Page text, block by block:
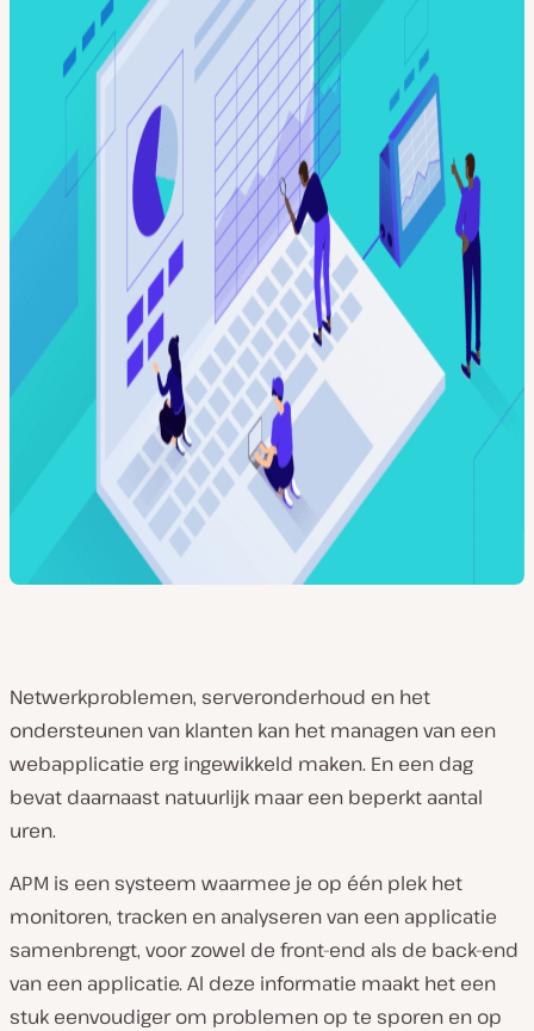
Netwerkproblemen, serveronderhoud en het
ondersteunen van klanten kan het managen van een
webapplicatie erg ingewikkeld maken. En een dag
bevat daarnaast natuurlijk maar een beperkt aantal
uren.
APM is een systeem waarmee je op één plek het
monitoren, tracken en analyseren van een applicatie
samenbrengt, voor zowel de front-end als de back-end
van een applicatie. Al deze informatie maakt het een
stuk eenvoudiger om problemen op te sporen en op